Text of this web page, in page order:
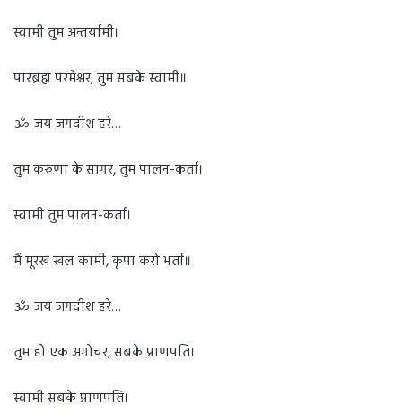
स्वामी तुम अन्तर्यामी।
पारब्रह्म परमेश्वर, तुम सबके स्वामी॥
ॐ जय जगदीश हरे…
तुम करुणा के सागर, तुम पालन-कर्ता।
स्वामी तुम पालन-कर्ता।
मैं मूरख खल कामी, कृपा करो भर्ता॥
ॐ जय जगदीश हरे…
तुम हो एक अगोचर, सबके प्राणपति।
स्वामी सबके प्राणपति।